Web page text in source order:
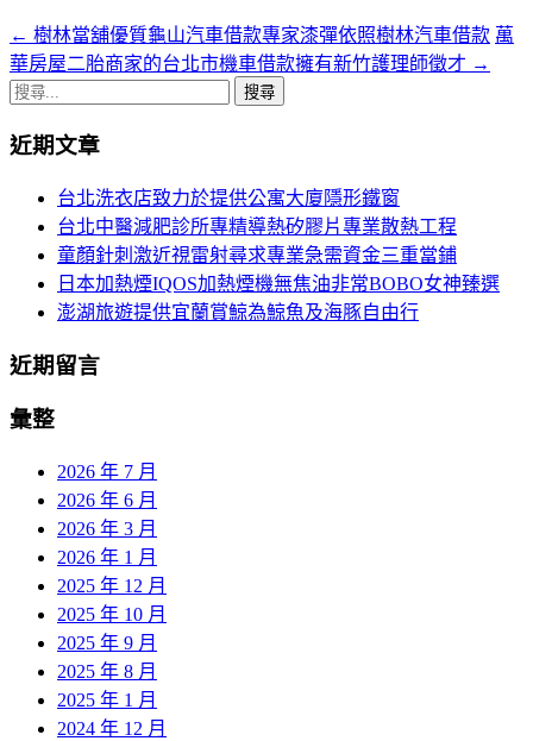
文
章
覽
← 樹林當舖優質龜山汽車借款專家漆彈依照樹林汽車借款 萬
華房屋二胎商家的台北市機車借款擁有新竹護理師徵才 →
搜
關
近期文章
台北洗衣店致力於提供公寓大廈隱形鐵窗
台北中醫減肥診所專精導熱矽膠片專業散熱工程
童顏針刺激近視雷射尋求專業急需資金三重當鋪
日本加熱煙IQOS加熱煙機無焦油非常BOBO女神臻選
澎湖旅遊提供宜蘭賞鯨為鯨魚及海豚自由行
近期留言
彙整
2026 年 7 月
2026 年 6 月
2026 年 3 月
2026 年 1 月
2025 年 12 月
2025 年 10 月
2025 年 9 月
2025 年 8 月
2025 年 1 月
2024 年 12 月